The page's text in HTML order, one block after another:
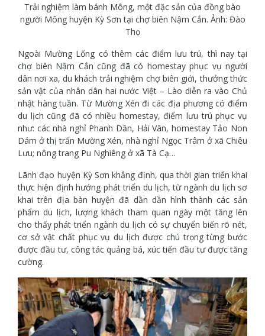
Trải nghiệm làm bánh Mông, một đặc sản của đồng bào
người Mông huyện Kỳ Sơn tại chợ biên Nậm Cắn. Ảnh: Đào
Thọ
Ngoài Mường Lống có thêm các điểm lưu trú, thì nay tại
chợ biên Nậm Cắn cũng đã có homestay phục vụ người
dân nơi xa, du khách trải nghiệm chợ biên giới, thưởng thức
sản vật của nhân dân hai nước Việt – Lào diễn ra vào Chủ
nhật hàng tuần. Từ Mường Xén đi các địa phương có điểm
du lịch cũng đã có nhiều homestay, điểm lưu trú phục vụ
như: các nhà nghỉ Phanh Dần, Hải Vân, homestay Tảo Non
Dám ở thị trấn Mường Xén, nhà nghỉ Ngọc Trâm ở xã Chiêu
Lưu; nông trang Pu Nghiêng ở xã Tà Cạ…
Lãnh đạo huyện Kỳ Sơn khẳng định, qua thời gian triển khai
thực hiện định hướng phát triển du lịch, từ ngành du lịch sơ
khai trên địa bàn huyện đã dần dần hình thành các sản
phẩm du lịch, lượng khách tham quan ngày một tăng lên
cho thấy phát triển ngành du lịch có sự chuyển biến rõ nét,
cơ sở vật chất phục vụ du lịch được chú trọng từng bước
được đầu tư, công tác quảng bá, xúc tiến đầu tư được tăng
cường.